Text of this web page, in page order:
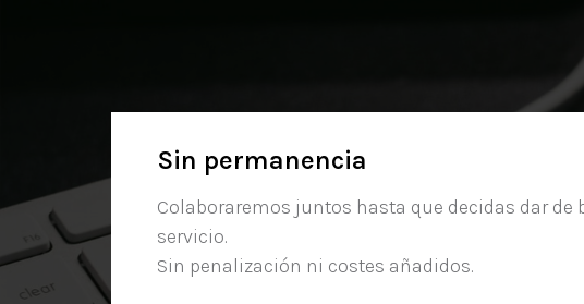
Sin permanencia
Colaboraremos juntos hasta que decidas dar de
servicio.
Sin penalización ni costes añadidos.